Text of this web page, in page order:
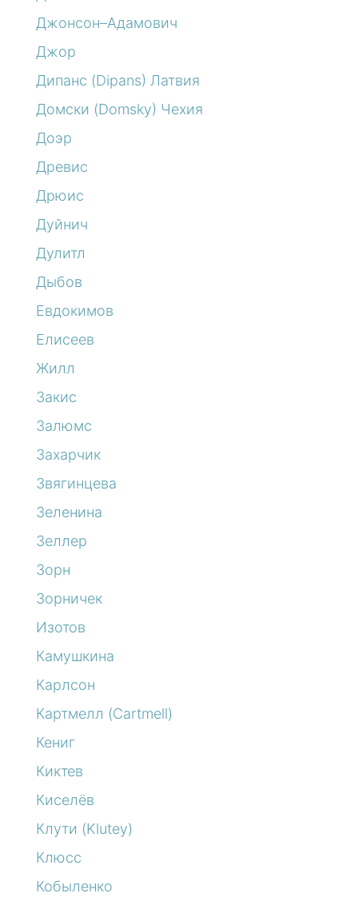
Джонсон–Адамович
Джор
Дипанс (Dipans) Латвия
Домски (Domsky) Чехия
Доэр
Древис
Дрюис
Дуйнич
Дулитл
Дыбов
Евдокимов
Елисеев
Жилл
Закис
Залюмс
Захарчик
Звягинцева
Зеленина
Зеллер
Зорн
Зорничек
Изотов
Камушкина
Карлсон
Картмелл (Cartmell)
Кениг
Киктев
Киселёв
Клути (Klutey)
Клюсс
Кобыленко